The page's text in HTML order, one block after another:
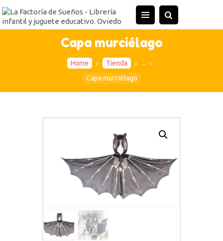
Capa murciélago
Home Tienda
...
Capa murciélago
INICIO
TIENDA
ACTIVIDADES
CONTACTO